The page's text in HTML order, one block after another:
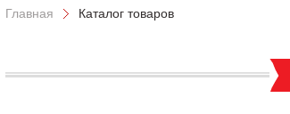
Главная Каталог товаров